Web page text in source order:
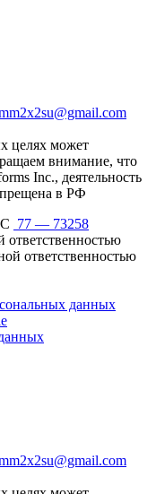
целях может
внимание, что
Inc., деятельность
в РФ
77 — 73258
ответственностью
данных